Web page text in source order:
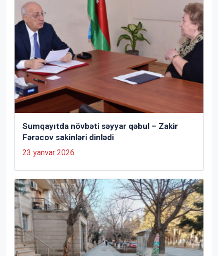
Sumqayıtda növbəti səyyar qəbul – Zakir
Fərəcov sakinləri dinlədi
23 yanvar 2026